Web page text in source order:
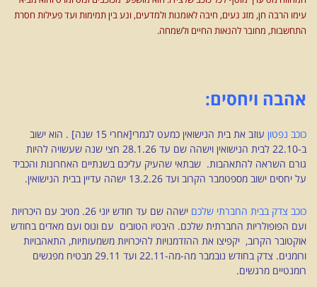
עימו הרבה חן, מזג נעים, חיבה לאומנות ולמדעים, ונע בין תמימות ועד פעילות חסרת
התחשבות, מחובר להנאות החיים ולשמחה.
אהבה ויחסים:
כוכב נפטון
עוזב את בית הנישואין כמעט לגמרי[אחרי 15 שנה] . הוא ישוב
ב-22.10 לבית הנישואין וישהה שם עד 28.1.26 חצי שנה שעשויה להיות
גורם השראה להתאהבות. שבתאי שהעיק עליכם בשנתיים האחרונות והכביד
על יחסים ישוב מספטמבר הקרוב ועד 13.2.26 ישהה עדיין בבית הנישואין.
כוכב צדק בבית החברתי שלכם
ישהה שם עד חודש יוני 26. מטיב עם היכרויות
ועם הפופולריות החברתית שלכם. היבטיו הטובים עם ונוס ועם מאדים בחודש
אוקטובר הקרוב, יקפיצו את ההזדמנויות להיכרויות משמעותיות, התאהבויות
ורומנים. צדק בחודש נובמבר מה-מה-22.11 ועד 29.11 מבטיח מפגשים
רומנטיים מרגשים.